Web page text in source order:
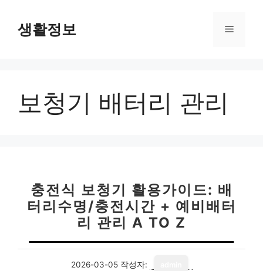
생활정보 메
보청기 배터리 관리
충전식 보청기 활용가이드: 배
터리수명/충전시간 + 예비배터
리 관리 A TO Z
2026-03-05 작성자: